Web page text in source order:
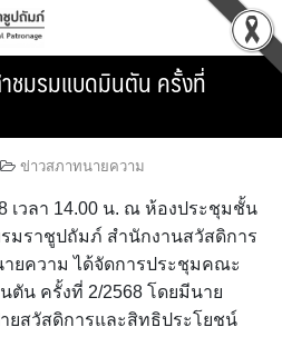
ชมรมแบดมินตัน ครั้งที่
ข่าวสภาทนายความ
เวลา 14.00 น. ณ ห้องประชุมชั้น
มราชูปถัมภ์ สำนักงานสวัสดิการ
ยความ ได้จัดการประชุมคณะ
น ครั้งที่ 2/2568 โดยมีนาย
ยสวัสดิการและสิทธิประโยชน์